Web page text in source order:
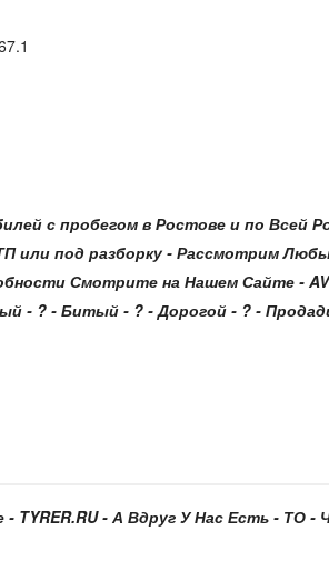
с пробегом в Ростове и по Всей
или под разборку - Рассмотрим
Смотрите на Нашем Сайте -
- ? - Битый - ? - Дорогой - ? -
TYRER.RU - А Вдруг У Нас Есть - ТО